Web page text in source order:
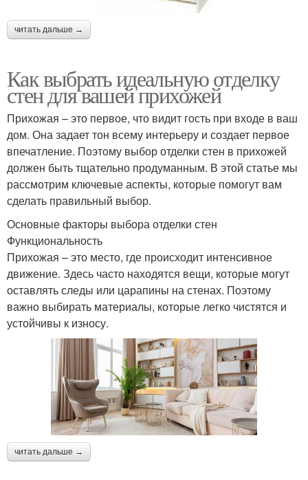
читать дальше →
Как выбрать идеальную отделку
стен для вашей прихожей
Прихожая – это первое, что видит гость при входе в ваш
дом. Она задает тон всему интерьеру и создает первое
впечатление. Поэтому выбор отделки стен в прихожей
должен быть тщательно продуманным. В этой статье мы
рассмотрим ключевые аспекты, которые помогут вам
сделать правильный выбор.
Основные факторы выбора отделки стен
Функциональность
Прихожая – это место, где происходит интенсивное
движение. Здесь часто находятся вещи, которые могут
оставлять следы или царапины на стенах. Поэтому
важно выбирать материалы, которые легко чистятся и
устойчивы к износу.
читать дальше →